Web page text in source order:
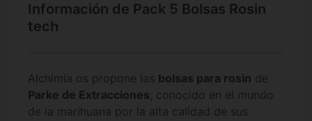
Información de Pack 5 Bolsas Rosin
tech
Alchimia os propone las bolsas para rosin de
Parke de Extracciones, conocido en el mundo
de la marihuana por la alta calidad de sus